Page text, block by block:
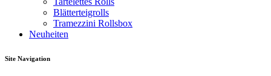
Blätterteigrolls
Tramezzini Rollsbox
Neuheiten
Site Navigation